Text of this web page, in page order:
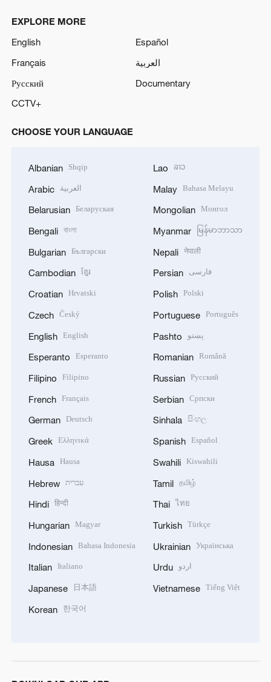
EXPLORE MORE
English
Español
Français
العربية
Русский
Documentary
CCTV+
CHOOSE YOUR LANGUAGE
Albanian Shqip
Arabic العربية
Belarusian Беларуская
Bengali বাংলা
Bulgarian Български
Cambodian ខ្មែរ
Croatian Hrvatski
Czech Český
English English
Esperanto Esperanto
Filipino Filipino
French Français
German Deutsch
Greek Ελληνικά
Hausa Hausa
Hebrew עברית
Hindi हिन्दी
Hungarian Magyar
Indonesian Bahasa Indonesia
Italian Italiano
Japanese 日本語
Korean 한국어
Lao ລາວ
Malay Bahasa Melayu
Mongolian Монгол
Myanmar မြန်မာဘာသာ
Nepali नेपाली
Persian فارسی
Polish Polski
Portuguese Português
Pashto پښتو
Romanian Română
Russian Русский
Serbian Српски
Sinhala සිංහල
Spanish Español
Swahili Kiswahili
Tamil தமிழ்
Thai ไทย
Turkish Türkçe
Ukrainian Українська
Urdu اردو
Vietnamese Tiếng Việt